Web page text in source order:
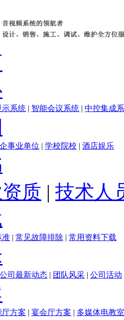
示系统 | 智能会议系统 | 中控集成
企事业单位 | 学校院校 | 酒店娱乐
质 | 技术人
准 | 常见故障排除 | 常用资料下载
公司最新动态 | 团队风采 | 公司活动
厅方案 | 宴会厅方案 | 多媒体电教室